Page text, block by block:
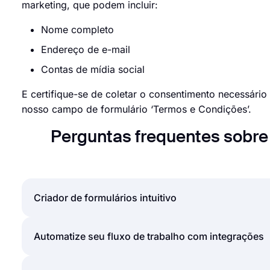
marketing, que podem incluir:
Nome completo
Endereço de e-mail
Contas de mídia social
E certifique-se de coletar o consentimento
nosso campo de formulário ‘Termos e Condições’.
Perguntas frequentes
Criador de formulários intuitivo
Crie formulários online com facilidade,
Automatize seu fluxo de trabalho com integrações